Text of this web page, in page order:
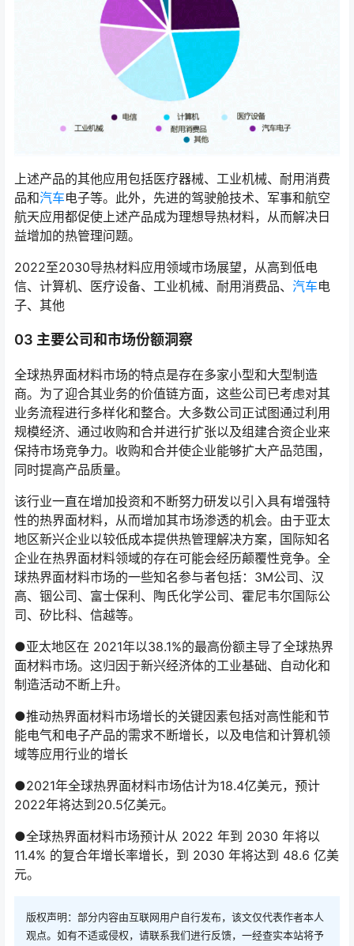
上述产品的其他应用包括医疗器械、工业机械、耐用消费
品和汽车电子等。此外，先进的驾驶舱技术、军事和航空
航天应用都促使上述产品成为理想导热材料，从而解决日
益增加的热管理问题。
2022至2030导热材料应用领域市场展望，从高到低电
信、计算机、医疗设备、工业机械、耐用消费品、 汽车电
子、其他
03 主要公司和市场份额洞察
全球热界面材料市场的特点是存在多家小型和大型制造
商。为了迎合其业务的价值链方面，这些公司已考虑对其
业务流程进行多样化和整合。大多数公司正试图通过利用
规模经济、通过收购和合并进行扩张以及组建合资企业来
保持市场竞争力。收购和合并使企业能够扩大产品范围，
同时提高产品质量。
该行业一直在增加投资和不断努力研发以引入具有增强特
性的热界面材料，从而增加其市场渗透的机会。由于亚太
地区新兴企业以较低成本提供热管理解决方案，国际知名
企业在热界面材料领域的存在可能会经历颠覆性竞争。全
球热界面材料市场的一些知名参与者包括：3M公司、汉
高、铟公司、富士保利、陶氏化学公司、霍尼韦尔国际公
司、矽比科、信越等。
●亚太地区在 2021年以38.1%的最高份额主导了全球热界
面材料市场。这归因于新兴经济体的工业基础、自动化和
制造活动不断上升。
●推动热界面材料市场增长的关键因素包括对高性能和节
能电气和电子产品的需求不断增长，以及电信和计算机领
域等应用行业的增长
●2021年全球热界面材料市场估计为18.4亿美元，预计
2022年将达到20.5亿美元。
●全球热界面材料市场预计从 2022 年到 2030 年将以
11.4% 的复合年增长率增长，到 2030 年将达到 48.6 亿美
元。
版权声明：部分内容由互联网用户自行发布，该文仅代表作者本人
观点。如有不适或侵权，请联系我们进行反馈，一经查实本站将予